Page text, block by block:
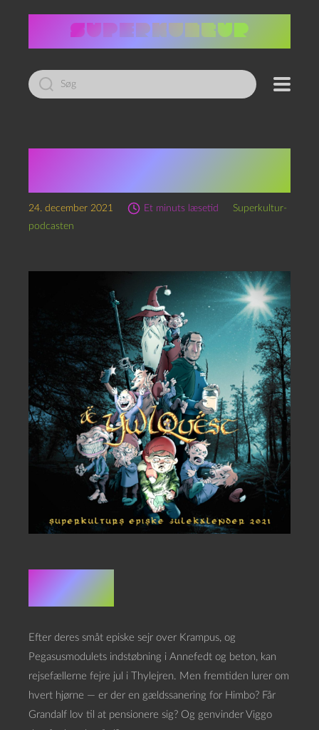
Led
efter:
24. december 2021 Et minuts læsetid
Superkultur-
podcasten
Resumé
Efter deres småt episke sejr over Krampus, og
Pegasusmodulets indstøbning i Annefedt og beton, kan
rejsefællerne fejre jul i Thylejren. Men fremtiden lurer om
hvert hjørne — er der en gældssanering for Himbo? Får
Grandalf lov til at pensionere sig? Og genvinder Viggo